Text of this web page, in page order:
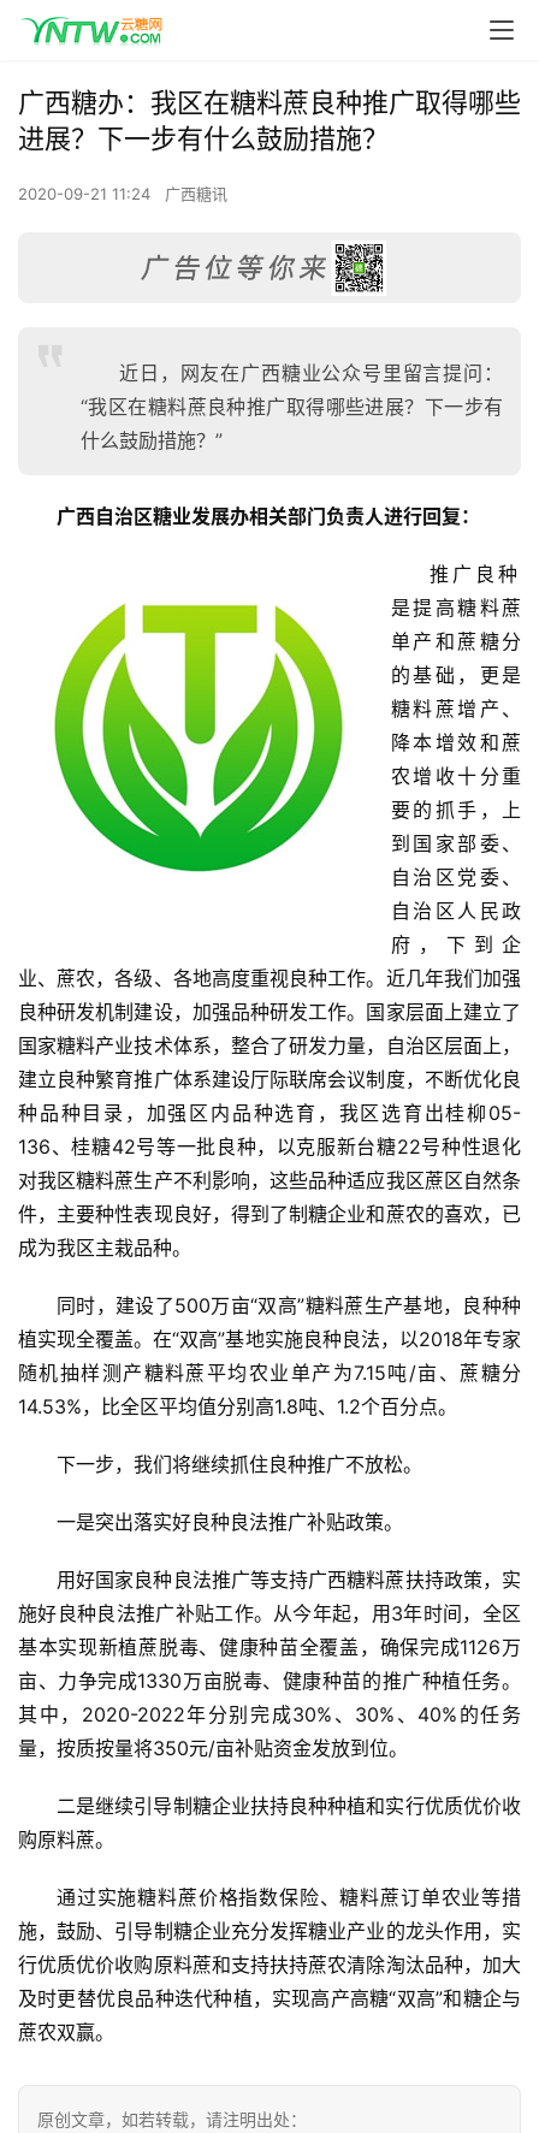
首
公
众
号
报
专
题
地
区
广西糖办：我区在糖料蔗良种推广取得哪些
进展？下一步有什么鼓励措施？
2020-09-21 11:24 广西糖讯
近日，网友在广西糖业公众号里留言提问：
“我区在糖料蔗良种推广取得哪些进展？下一步有
什么鼓励措施？”
广西自治区糖业发展办相关部门负责人进行回复：
推广良种
是提高糖料蔗
单产和蔗糖分
的基础，更是
糖料蔗增产、
降本增效和蔗
农增收十分重
要的抓手，上
到国家部委、
自治区党委、
自治区人民政
府，下到企
业、蔗农，各级、各地高度重视良种工作。近几年我们加强
良种研发机制建设，加强品种研发工作。国家层面上建立了
国家糖料产业技术体系，整合了研发力量，自治区层面上，
建立良种繁育推广体系建设厅际联席会议制度，不断优化良
种品种目录，加强区内品种选育，我区选育出桂柳05-
136、桂糖42号等一批良种，以克服新台糖22号种性退化
对我区糖料蔗生产不利影响，这些品种适应我区蔗区自然条
件，主要种性表现良好，得到了制糖企业和蔗农的喜欢，已
成为我区主栽品种。
同时，建设了500万亩“双高”糖料蔗生产基地，良种种
植实现全覆盖。在“双高”基地实施良种良法，以2018年专家
随机抽样测产糖料蔗平均农业单产为7.15吨/亩、蔗糖分
14.53%，比全区平均值分别高1.8吨、1.2个百分点。
下一步，我们将继续抓住良种推广不放松。
一是突出落实好良种良法推广补贴政策。
用好国家良种良法推广等支持广西糖料蔗扶持政策，实
施好良种良法推广补贴工作。从今年起，用3年时间，全区
基本实现新植蔗脱毒、健康种苗全覆盖，确保完成1126万
亩、力争完成1330万亩脱毒、健康种苗的推广种植任务。
其中，2020-2022年分别完成30%、30%、40%的任务
量，按质按量将350元/亩补贴资金发放到位。
二是继续引导制糖企业扶持良种种植和实行优质优价收
购原料蔗。
通过实施糖料蔗价格指数保险、糖料蔗订单农业等措
施，鼓励、引导制糖企业充分发挥糖业产业的龙头作用，实
行优质优价收购原料蔗和支持扶持蔗农清除淘汰品种，加大
及时更替优良品种迭代种植，实现高产高糖“双高”和糖企与
蔗农双赢。
原创文章，如若转载，请注明出处：